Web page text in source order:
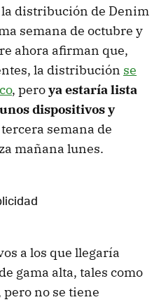
distribución de Denim
semana de octubre y
ahora afirman que,
la distribución se
, peroya estaría lista
dispositivos y
semana de
mañana lunes.
a los que llegaría
gama alta, tales como
no se tiene